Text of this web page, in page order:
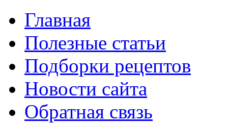
Главная
Полезные статьи
Подборки рецептов
Новости сайта
Обратная связь